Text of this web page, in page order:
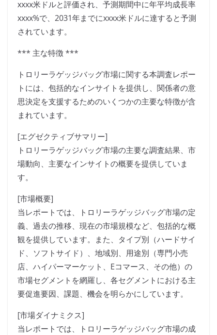
xxxx米ドルと評価され、予測期間中に年平均成長率
xxxx%で、2031年までにxxxx米ドルに達すると予測
されています。
*** 主な特徴 ***
トロリーラゲッジバッグ市場に関する本調査レポー
トには、包括的なインサイトを提供し、関係者の意
思決定を支援するためのいくつかの主要な特徴が含
まれています。
[エグゼクティブサマリー]
トロリーラゲッジバッグ市場の主要な調査結果、市
場動向、主要なインサイトの概要を提供していま
す。
[市場概要]
当レポートでは、トロリーラゲッジバッグ市場の定
義、過去の推移、現在の市場規模など、包括的な概
観を提供しています。また、タイプ別（ハードサイ
ド、ソフトサイド）、地域別、用途別（専門小売
店、ハイパーマーケット、Eコマース、その他）の
市場セグメントを網羅し、各セグメントにおける主
要促進要因、課題、機会を明らかにしています。
[市場ダイナミクス]
当レポートでは、トロリーラゲッジバッグ市場の成